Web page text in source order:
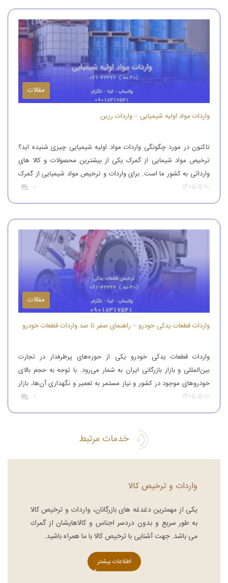
مقالات
واردات مواد اولیه شیمیایی – واردات رزین
تاکنون در مورد چگونگی واردات مواد اولیه شیمیایی چیزی شنیده اید؟
ترخیص مواد شیمایی از گمرک یکی از بیشترین محصولات و کالا های
وارداتی به کشور ما است. برای واردات و ترخیص مواد شیمیایی از گمرک
باید به افراد با تجربه رجوع کرد. افرادی که بتوانند مواد شیمیایی درجه
یک را وارد کنند. واردات و […]
1405-5-10
0
مقالات
واردات قطعات یدکی خودرو – راهنمای صفر تا صد واردات قطعات خودرو
واردات قطعات یدکی خودرو یکی از حوزه‌های پرطرفدار در تجارت
بین‌المللی و بازار بازرگانی ایران به شمار می‌رود. با توجه به حجم بالای
خودروهای موجود در کشور و نیاز مستمر به تعمیر و نگهداری آن‌ها، بازار
قطعات یدکی همواره از تقاضای قابل‌توجهی برخوردار بوده است. افرادی
که قصد واردات قطعات یدکی خودرو را دارند، باید […]
1405-5-10
0
خدمات مرتبط
واردات و ترخیص کالا
یكی از مهمترین دغدغه های بازرگانان، واردات و ترخیص کالا
به طور سریع و بدون دردسر اجناس و كالاهایشان از گمرك
می باشد. جهت آشنایی با ترخیص کالا با ما همراه باشید.
اطلاعات بیشتر